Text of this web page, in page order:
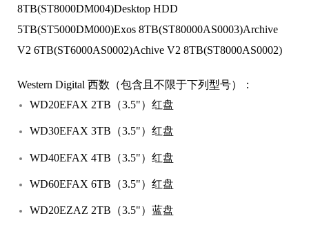
8TB(ST8000DM004)Desktop HDD
5TB(ST5000DM000)Exos 8TB(ST80000AS0003)Archive
V2 6TB(ST6000AS0002)Achive V2 8TB(ST8000AS0002)
Western Digital 西数（包含且不限于下列型号）：
WD20EFAX 2TB（3.5"）红盘
WD30EFAX 3TB（3.5"）红盘
WD40EFAX 4TB（3.5"）红盘
WD60EFAX 6TB（3.5"）红盘
WD20EZAZ 2TB（3.5"）蓝盘